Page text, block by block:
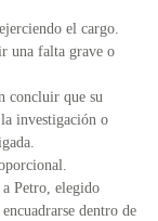
el cargo.
una falta grave o
concluir que su
investigación o
Petro, elegido
dentro de